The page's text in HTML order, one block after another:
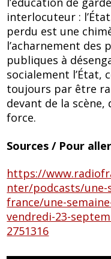
interlocuteur :
perdu est une
l’acharnement des
publiques à
socialement l’État,
toujours par être
devant de la scène,
force.
Sources / Pour
https://
nter/podcasts/une-
france/une-
vendredi-23-
2751316